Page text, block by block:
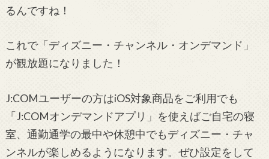
るんですね！
これで「ディズニー・チャンネル・オンデマンド」
が観放題になりました！
J:COMユーザーの方はiOS対象商品をご利用でも
「J:COMオンデマンドアプリ」を使えばご自宅の寝
室、通勤通学の最中や休憩中でもディズニー・チャ
ンネルが楽しめるようになります。ぜひ設定をして